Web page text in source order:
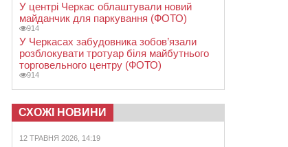
У центрі Черкас облаштували новий
майданчик для паркування (ФОТО)
914
У Черкасах забудовника зобов’язали
розблокувати тротуар біля майбутнього
торговельного центру (ФОТО)
914
СХОЖІ НОВИНИ
12 ТРАВНЯ 2026, 14:19